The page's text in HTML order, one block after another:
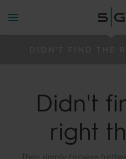
Didn't
right
Then simply browse